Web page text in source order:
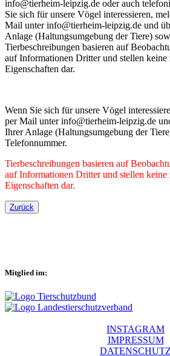
info@tierheim-leipzig.de oder auch
Sie sich für unsere Vögel interessieren,
Mail unter info@tierheim-leipzig.de und
Anlage (Haltungsumgebung der Tiere)
Tierbeschreibungen basieren auf
auf Informationen Dritter und stellen keine
Eigenschaften dar.
Wenn Sie sich für unsere Vögel
per Mail unter info@tierheim-leipzig.de
Ihrer Anlage (Haltungsumgebung der
Telefonnummer.
Tierbeschreibungen basieren auf
auf Informationen Dritter und stellen keine
Eigenschaften dar.
Zurück
Mitglied im:
INSTAGRAM
IMPRESSUM
DATENSCHUTZ